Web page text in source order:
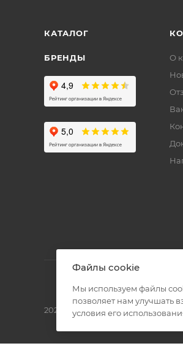
КАТАЛОГ
БРЕНДЫ
О
2026 © Полиграф кит - интернет-
Файлы cookie
Мы используем файлы
позволяет нам улучшать
условия его